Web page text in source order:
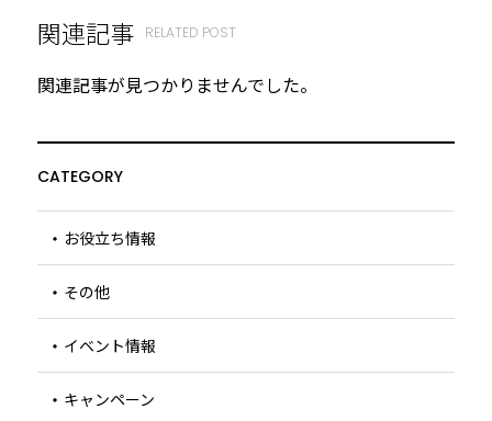
関連記事 RELATED POST
関連記事が見つかりませんでした。
CATEGORY
お役立ち情報
その他
イベント情報
キャンペーン